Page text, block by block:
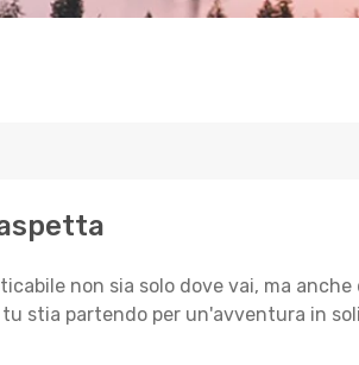
non sia solo dove vai, ma
stia partendo per un'avventura in